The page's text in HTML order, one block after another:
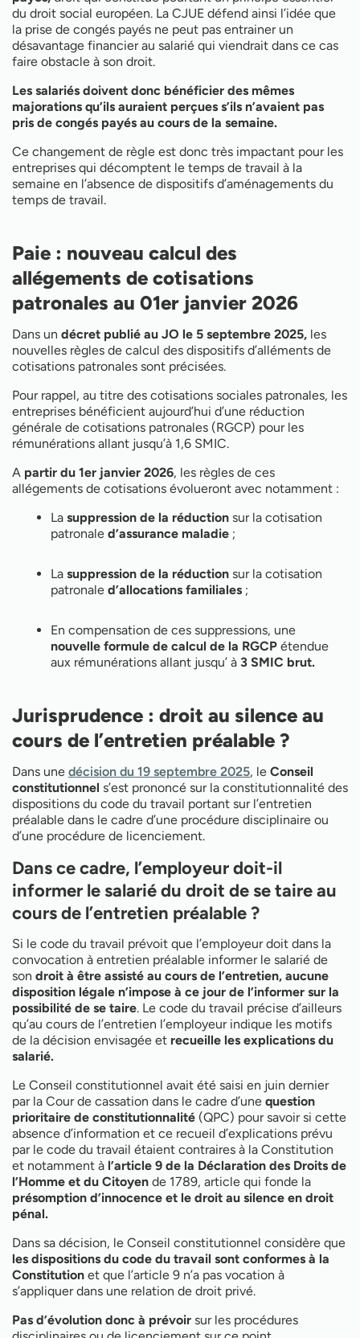
du droit social européen. La CJUE défend ainsi l’idée que
la prise de congés payés ne peut pas entrainer un
désavantage financier au salarié qui viendrait dans ce cas
faire obstacle à son droit.
Les salariés doivent donc bénéficier des mêmes
majorations qu’ils auraient perçues s’ils n’avaient pas
pris de congés payés au cours de la semaine.
Ce changement de règle est donc très impactant pour les
entreprises qui décomptent le temps de travail à la
semaine en l’absence de dispositifs d’aménagements du
temps de travail.
Paie : nouveau calcul des
allégements de cotisations
patronales au 01er janvier 2026
Dans un décret publié au JO le 5 septembre 2025, les
nouvelles règles de calcul des dispositifs d’alléments de
cotisations patronales sont précisées.
Pour rappel, au titre des cotisations sociales patronales, les
entreprises bénéficient aujourd’hui d’une réduction
générale de cotisations patronales (RGCP) pour les
rémunérations allant jusqu’à 1,6 SMIC.
A partir du 1er janvier 2026, les règles de ces
allégements de cotisations évolueront avec notamment :
La suppression de la réduction sur la cotisation
patronale d’assurance maladie ;
La suppression de la réduction sur la cotisation
patronale d’allocations familiales ;
En compensation de ces suppressions, une
nouvelle formule de calcul de la RGCP étendue
aux rémunérations allant jusqu’ à 3 SMIC brut.
Jurisprudence : droit au silence au
cours de l’entretien préalable ?
Dans une décision du 19 septembre 2025, le Conseil
constitutionnel s’est prononcé sur la constitutionnalité des
dispositions du code du travail portant sur l’entretien
préalable dans le cadre d’une procédure disciplinaire ou
d’une procédure de licenciement.
Dans ce cadre, l’employeur doit-il
informer le salarié du droit de se taire au
cours de l’entretien préalable ?
Si le code du travail prévoit que l’employeur doit dans la
convocation à entretien préalable informer le salarié de
son droit à être assisté au cours de l’entretien, aucune
disposition légale n’impose à ce jour de l’informer sur la
possibilité de se taire. Le code du travail précise d’ailleurs
qu’au cours de l’entretien l’employeur indique les motifs
de la décision envisagée et recueille les explications du
salarié.
Le Conseil constitutionnel avait été saisi en juin dernier
par la Cour de cassation dans le cadre d’une question
prioritaire de constitutionnalité (QPC) pour savoir si cette
absence d’information et ce recueil d’explications prévu
par le code du travail étaient contraires à la Constitution
et notamment à l’article 9 de la Déclaration des Droits de
l’Homme et du Citoyen de 1789, article qui fonde la
présomption d’innocence et le droit au silence en droit
pénal.
Dans sa décision, le Conseil constitutionnel considère que
les dispositions du code du travail sont conformes à la
Constitution et que l’article 9 n’a pas vocation à
s’appliquer dans une relation de droit privé.
Pas d’évolution donc à prévoir sur les procédures